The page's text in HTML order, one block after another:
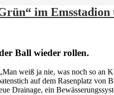
im Emsstadion
Ball wieder rollen.
weiß ja nie, was noch so an
auf dem Rasenplatz von
Drainage, ein